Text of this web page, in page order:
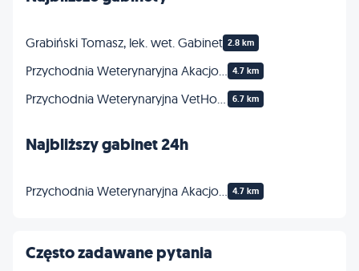
Grabiński Tomasz, lek. wet. Gabinet 2.8 km
4.7 km
6.7 km
Najbliższy gabinet 24h
4.7 km
Często zadawane pytania